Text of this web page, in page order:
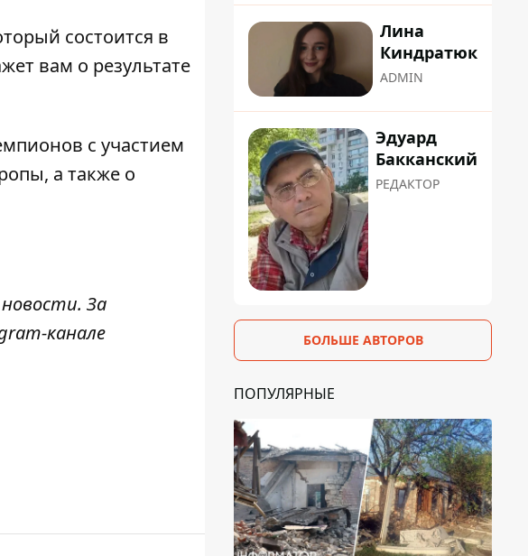
состоится в
вам о результате
с участием
а также о
За
канале
Лина
Киндратюк
ADMIN
Эдуард
Бакканский
РЕДАКТОР
БОЛЬШЕ АВТОРОВ
ПОПУЛЯРНЫЕ